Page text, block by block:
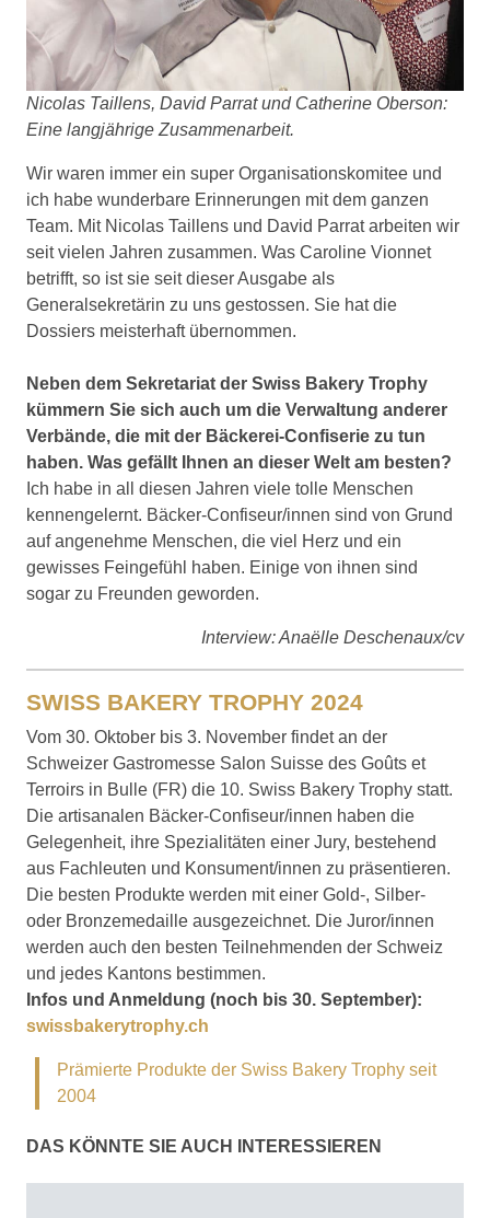
Nicolas Taillens, David Parrat und Catherine Oberson:
Eine langjährige Zusammenarbeit.
Wir waren immer ein super Organisationskomitee und
ich habe wunderbare Erinnerungen mit dem ganzen
Team. Mit Nicolas Taillens und David Parrat arbeiten wir
seit vielen Jahren zusammen. Was Caroline Vionnet
betrifft, so ist sie seit dieser Ausgabe als
Generalsekretärin zu uns gestossen. Sie hat die
Dossiers meisterhaft übernommen.
Neben dem Sekretariat der Swiss Bakery Trophy
kümmern Sie sich auch um die Verwaltung anderer
Verbände, die mit der Bäckerei-Confiserie zu tun
haben. Was gefällt Ihnen an dieser Welt am besten?
Ich habe in all diesen Jahren viele tolle Menschen
kennengelernt. Bäcker-Confiseur/innen sind von Grund
auf angenehme Menschen, die viel Herz und ein
gewisses Feingefühl haben. Einige von ihnen sind
sogar zu Freunden geworden.
Interview: Anaëlle Deschenaux/cv
SWISS BAKERY TROPHY 2024
Vom 30. Oktober bis 3. November findet an der
Schweizer Gastromesse Salon Suisse des Goûts et
Terroirs in Bulle (FR) die 10. Swiss Bakery Trophy statt.
Die artisanalen Bäcker-Confiseur/innen haben die
Gelegenheit, ihre Spezialitäten einer Jury, bestehend
aus Fachleuten und Konsument/innen zu präsentieren.
Die besten Produkte werden mit einer Gold-, Silber-
oder Bronzemedaille ausgezeichnet. Die Juror/innen
werden auch den besten Teilnehmenden der Schweiz
und jedes Kantons bestimmen.
Infos und Anmeldung (noch bis 30. September):
swissbakerytrophy.ch
Prämierte Produkte der Swiss Bakery Trophy seit
2004
DAS KÖNNTE SIE AUCH INTERESSIEREN